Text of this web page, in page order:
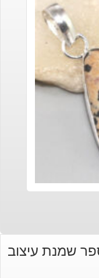
שמנת עיצוב